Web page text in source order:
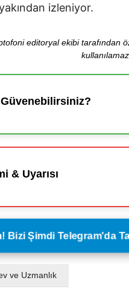
izleniyor.
editoryal ekibi tarafından
kullanılamaz.
& Uyarısı
Bizi Şimdi Telegram'da
ve Uzmanlık